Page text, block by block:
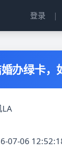
登录 |
办绿卡
LA
07-06